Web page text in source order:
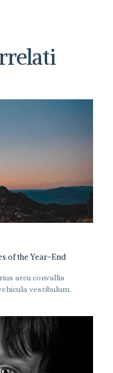
of the Year-End
arcu convallis
vestibulum.